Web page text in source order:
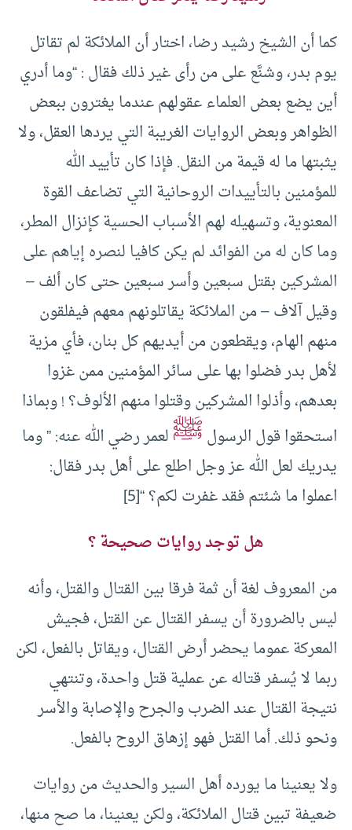
كما أن الشيخ رشيد رضا، اختار أن الملائكة لم تقاتل
يوم بدر، وشنَّع على من رأى غير ذلك فقال : “وما أدري
أين يضع بعض العلماء عقولهم عندما يغترون ببعض
الظواهر وبعض الروايات الغريبة التي يردها العقل، ولا
يثبتها ما له قيمة من النقل. فإذا كان تأييد الله
للمؤمنين بالتأييدات الروحانية التي تضاعف القوة
المعنوية، وتسهيله لهم الأسباب الحسية كإنزال المطر،
وما كان له من الفوائد لم يكن كافيا لنصره إياهم على
المشركين بقتل سبعين وأسر سبعين حتى كان ألف –
وقيل آلاف – من الملائكة يقاتلونهم معهم فيفلقون
منهم الهام، ويقطعون من أيديهم كل بنان، فأي مزية
لأهل بدر فضلوا بها على سائر المؤمنين ممن غزوا
بعدهم، وأذلوا المشركين وقتلوا منهم الألوف؟ ! وبماذا
استحقوا قول الرسولﷺلعمر رضي الله عنه: ” وما
يدريك لعل الله عز وجل اطلع على أهل بدر فقال:
اعملوا ما شئتم فقد غفرت لكم؟ “[5]
هل توجد روايات صحيحة ؟
من المعروف لغة أن ثمة فرقا بين القتال والقتل، وأنه
ليس بالضرورة أن يسفر القتال عن القتل، فجيش
المعركة عموما يحضر أرض القتال، ويقاتل بالفعل، لكن
ربما لا يُسفر قتاله عن عملية قتل واحدة، وتنتهي
نتيجة القتال عند الضرب والجرح والإصابة والأسر
ونحو ذلك. أما القتل فهو إزهاق الروح بالفعل.
ولا يعنينا ما يورده أهل السير والحديث من روايات
ضعيفة تبين قتال الملائكة، ولكن يعنينا، ما صح منها،